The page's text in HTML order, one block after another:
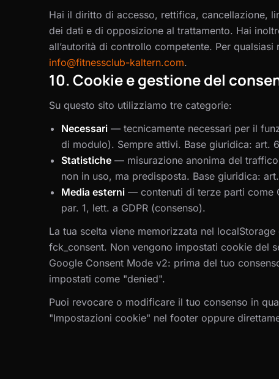
Hai il diritto di accesso, rettifica, cancellazione,
dei dati e di opposizione al trattamento. Hai
all’autorità di controllo competente. Per
info@fitnessclub-kaltern.com.
10. Cookie e gestione del
Su questo sito utilizziamo tre categorie:
Necessari — tecnicamente necessari per il
di modulo). Sempre attivi. Base giuridica: art.
Statistiche — misurazione anonima del
non in uso, ma predisposta. Base giuridica:
Media esterni — contenuti di terze parti come
par. 1, lett. a GDPR (consenso).
La tua scelta viene memorizzata nel
fck_consent. Non vengono impostati cookie del
Google Consent Mode v2: prima del tuo
impostati come "denied".
Puoi revocare o modificare il tuo consenso in
"Impostazioni cookie" nel footer oppure